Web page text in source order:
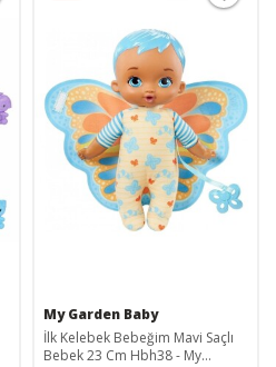
My Garden Baby
İlk Kelebek Bebeğim Mavi Saçlı
Bebek 23 Cm Hbh38 - My